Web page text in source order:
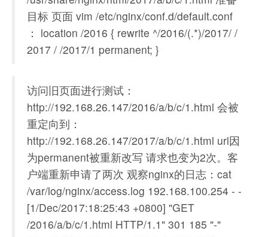
目标 页面 vim /etc/nginx/conf.d/default.conf
： location /2016 { rewrite ^/2016/(.*)/2017/ /
2017 / /2017/1 permanent; }
访问旧页面进行测试：
http://192.168.26.147/2016/a/b/c/1.html 会被
重定向到：
http://192.168.26.147/2017/a/b/c/1.html url因
为permanent被重新改写 请求也变为2次。客
户端重新申请了两次 观察nginx的日志：cat
/var/log/nginx/access.log 192.168.100.254 - -
[1/Dec/2017:18:25:43 +0800] "GET
/2016/a/b/c/1.html HTTP/1.1" 301 185 "-"